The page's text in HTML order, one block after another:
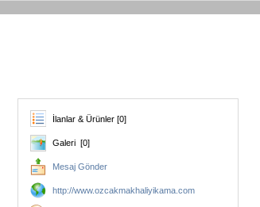
İlanlar & Ürünler [0]
Galeri [0]
Mesaj Gönder
http://www.ozcakmakhaliyikama.com